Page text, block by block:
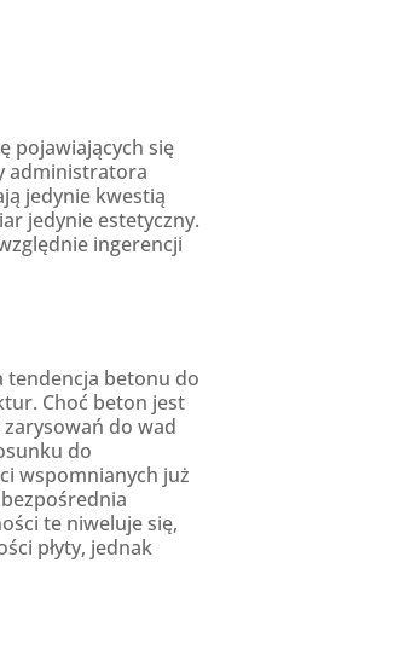
pojawiających się
administratora
jedynie kwestią
jedynie estetyczny.
ingerencji
tendencja betonu do
Choć beton jest
do wad
do
wspomnianych już
te niweluje się,
płyty, jednak